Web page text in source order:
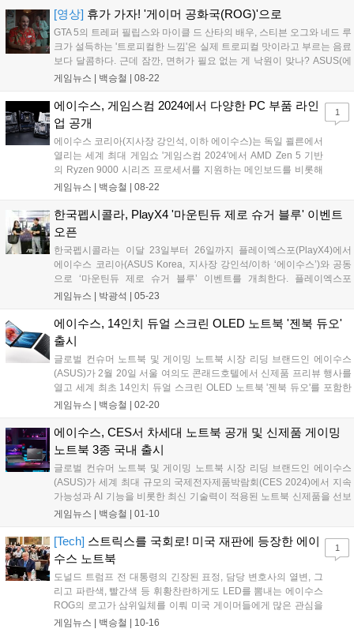
노트북이다. 알루미늄을 세라믹으로 바꾸는 공정을 통해 탄생한 하이테
크 세라믹 '세랄루미늄(Ceraluminum)'소재가 적용되어 보다 가볍고 견
고한 내구성을 갖췄으며, 색상은 자연에서 영감받은 수마이아 그레이와
스칸디나비안 화이트 두 가지로 출시된다....
[영상] 휴가 가자! '게이머 공화국(ROG)'으로
GTA 5의 트레퍼 필립스와 마이클 드 산타의 배우, 스티븐 오그와 네드 루
크가 설득하는 '트로피컬한 느낌'은 실제 트로피컬 맛이라고 부르는 음료
보다 달콤하다. 근데 잠깐, 면허가 필요 없는 게 낙원이 맞나? ASUS(에
이수스)에서 자사의 프리미엄 게이밍 라인업 ROG의 신제품들을 'Take
게임뉴스 | 백승철 08-22
에이수스, 게임스컴 2024에서 다양한 PC 부품 라인
업 공개
에이수스 코리아(지사장 강인석, 이하 에이수스)는 독일 쾰른에서
열리는 세계 최대 게임쇼 '게임스컴 2024'에서 AMD Zen 5 기반
의 Ryzen 9000 시리즈 프로세서를 지원하는 메인보드를 비롯해
다양한 ROG 라인업을 선보였다. 에이수스는 'ROG Crosshair
Gaming WiFi', 'X870-A Gaming WiFi', 'TUF Gaming X870-Plus
WiFi', 'Prime X870-P WiFi' 및 'ProArt X870E-Creator WiFi' 등으
로 에이수스가 보유하고 있는 다양하고 세밀한 라인업들의 AMD
라이젠 9000 시리즈 프로세서 호환의 메인보드들을 공개했다....
게임뉴스 | 백승철 08-22
1
한국펩시콜라, PlayX4 '마운틴듀 제로 슈거 블루' 이벤트
오픈
한국펩시콜라는 이달 23일부터 26일까지 플레이엑스포(PlayX4)에서
에이수스 코리아(ASUS Korea, 지사장 강인석/이하 ‘에이수스’)와 공동
으로 ‘마운틴듀 제로 슈거 블루’ 이벤트를 개최한다. 플레이엑스포
(PlayX4)는 경기도가 개최하는 수도권 최대 게임 축제로 고양시 킨텍스
서...
게임뉴스 | 박광석 05-23
에이수스, 14인치 듀얼 스크린 OLED 노트북 '젠북 듀오'
출시
글로벌 컨슈머 노트북 및 게이밍 노트북 시장 리딩 브랜드인 에이수스
(ASUS)가 2월 20일 서울 여의도 콘래드호텔에서 신제품 프리뷰 행사를
열고 세계 최초 14인치 듀얼 스크린 OLED 노트북 '젠북 듀오'를 포함한
다양한 신제품 노트북을 선보였다. 금일 국내 출시된 젠북 듀오는 올해
제품으로, 에이수스의 혁신적 기술력이 적용된 2개의 14인치 OLED 터
치스크린과 탈부착형 블루투스 키보드로 구성되어 다양한 활용성과 높
은 이동성을 갖춘 것이 특징이다....
게임뉴스 | 백승철 02-20
에이수스, CES서 차세대 노트북 공개 및 신제품 게이밍
노트북 3종 국내 출시
글로벌 컨슈머 노트북 및 게이밍 노트북 시장 리딩 브랜드인 에이수스
(ASUS)가 세계 최대 규모의 국제전자제품박람회(CES 2024)에서 지속
가능성과 AI 기능을 비롯한 최신 기술력이 적용된 노트북 신제품을 선보
이고, 금일 게이밍 노트북 신제품 3종을 다양한 구매 혜택과 함께 출시한
트릭스 스카 18, ▲ ROG 스트릭스 G18, ▲ ROG 스트릭스 G16이다.
ROG의 플래그십 라인업인 스트릭스 시리즈는 최고 품질의 하드웨어에
다년간의 쿨링 노하우를 집약한 ROG 인텔리전트 쿨링 설계가 적용된
것이 특징이며, AI 프로그램 구동에 특화된 24코어 32스레드의 인텔 최
신 i9-14900HX 프로세서와 DLSS 3.0 및 지포스 RTX 4080 혹은 RTX
4090 GPU를 탑재해 게이밍 퍼포먼스를 한층 더 강화했다....
게임뉴스 | 백승철 01-10
[Tech] 스트릭스를 국회로! 미국 재판에 등장한 에이
수스 노트북
도널드 트럼프 전 대통령의 긴장된 표정, 담당 변호사의 열변, 그
리고 파란색, 빨간색 등 휘황찬란하게도 LED를 뽐내는 에이수스
ROG의 로고가 삼위일체를 이뤄 미국 게이머들에게 많은 관심을
샀다. 초기에는 "도널드 트럼프 전 대통령의 변호사가 무려 스트
게임뉴스 | 백승철 10-16
1